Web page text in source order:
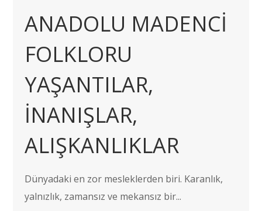
ANADOLU MADENCİ
FOLKLORU
YAŞANTILAR,
İNANIŞLAR,
ALIŞKANLIKLAR
Dünyadaki en zor mesleklerden biri. Karanlık,
yalnızlık, zamansız ve mekansız bir...